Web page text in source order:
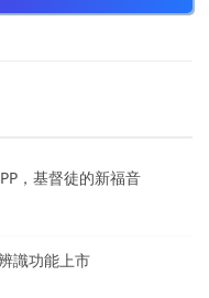
，基督徒的新福音
識功能上市